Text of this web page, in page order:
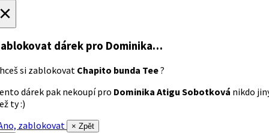
dárek pro Dominika…
si zablokovat Chapito bunda Tee?
dárek pak nekoupí pro Dominika Atigu Sobotková nikdo
ty :)
zablokovat
× Zpět